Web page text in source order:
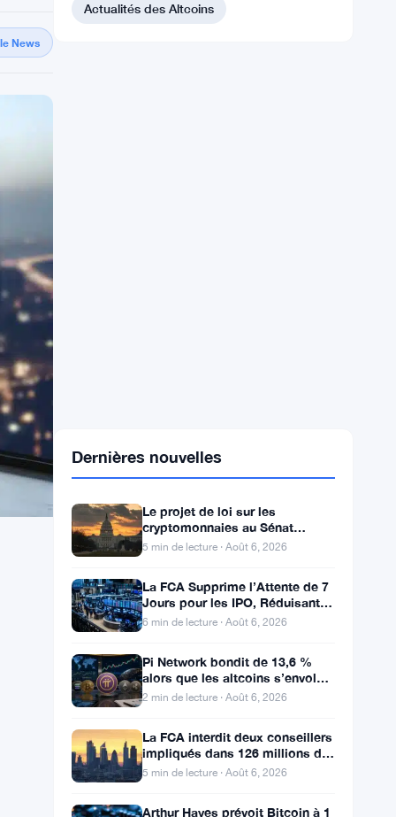
News
Actualités des Altcoins
Le projet de loi sur les
bloqué avant la pause, l’éthique
et le FBI s’opposent
5 min de lecture · Août 6, 2026
La FCA Supprime l’Attente de 7
les Coûts des Cotations au
6 min de lecture · Août 6, 2026